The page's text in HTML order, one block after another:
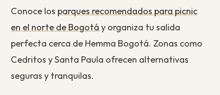
Conoce los parques recomendados para picnic
en el norte de Bogotá y organiza tu salida
perfecta cerca de Hemma Bogotá. Zonas como
Cedritos y Santa Paula ofrecen alternativas
seguras y tranquilas.